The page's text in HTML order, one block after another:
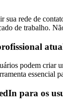
rede de
de trabalho.
podem
essencial
para os